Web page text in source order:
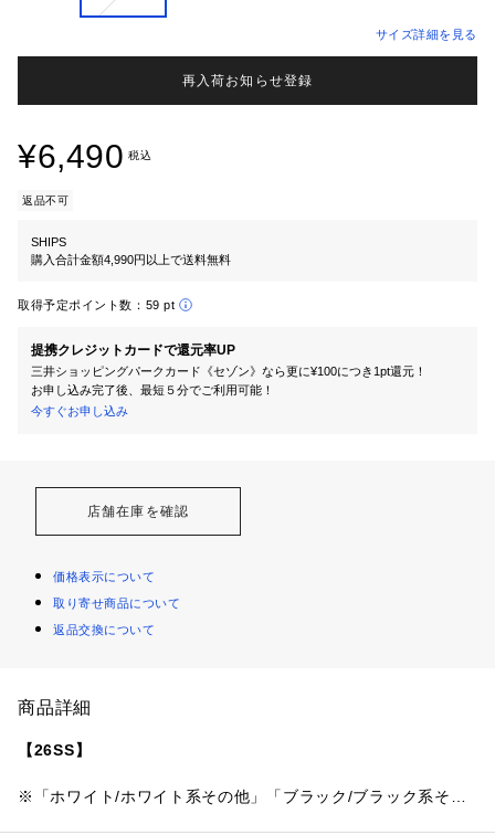
サイズ詳細を見る
再入荷お知らせ登録
¥6,490 税込
返品不可
SHIPS
購入合計金額4,990円以上で送料無料
取得予定ポイント数： 59 pt
提携クレジットカードで還元率UP
三井ショッピングパークカード《セゾン》なら更に¥100につき1pt還元！
お申し込み完了後、最短５分でご利用可能！
今すぐお申し込み
店舗在庫を確認
価格表示について
取り寄せ商品について
返品交換について
商品詳細
【26SS】
※「ホワイト/ホワイト系その他」「ブラック/ブラック系その